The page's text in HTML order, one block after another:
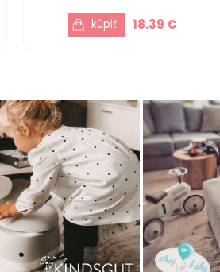
18.39 €